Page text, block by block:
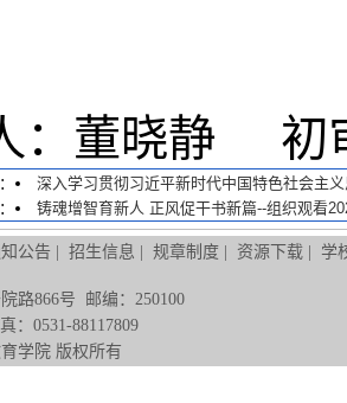
：董晓静 初
深入学习贯彻习近平新时代中国特色社会主
铸魂增智育新人 正风促干书新篇--组织观看
公告 招生信息 规章制度 资源下载 学
路866号 邮编：250100
：0531-88117809
学院 版权所有